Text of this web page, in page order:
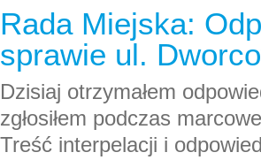
Rada Miejska:
sprawie ul.
Dzisiaj otrzymałem
zgłosiłem podczas
Treść interpelacji i